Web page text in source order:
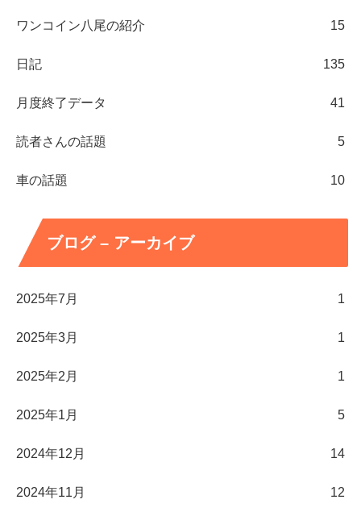
ワンコイン八尾の紹介 15
日記 135
月度終了データ 41
読者さんの話題 5
車の話題 10
ブログ – アーカイブ
2025年7月 1
2025年3月 1
2025年2月 1
2025年1月 5
2024年12月 14
2024年11月 12